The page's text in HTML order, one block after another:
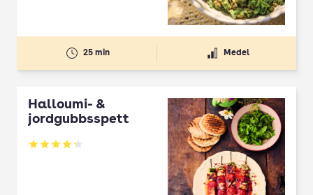
25 min Medel
Halloumi- &
jordgubbsspett
Betyg: 4.3 av 5